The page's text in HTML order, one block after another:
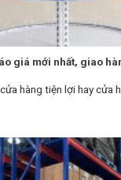
giá mới nhất, giao
hàng tiện lợi hay cửa